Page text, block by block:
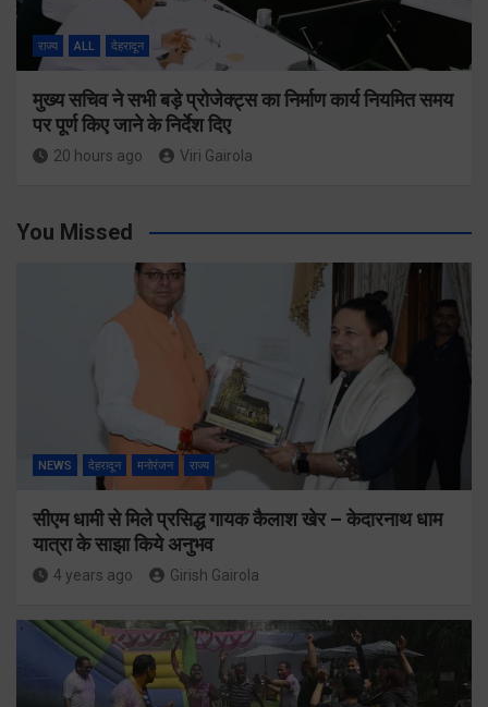
राज्य ALL देहरादून
मुख्य सचिव ने सभी बड़े प्रोजेक्ट्स का निर्माण कार्य नियमित समय
पर पूर्ण किए जाने के निर्देश दिए
20 hours ago Viri Gairola
You Missed
NEWS देहरादून मनोरंजन राज्य
सीएम धामी से मिले प्रसिद्ध गायक कैलाश खेर – केदारनाथ धाम
यात्रा के साझा किये अनुभव
4 years ago Girish Gairola